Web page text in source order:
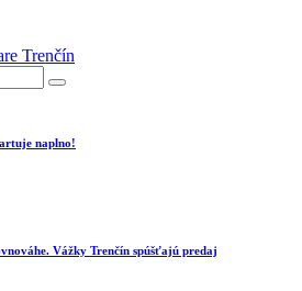
naplno!
Vážky Trenčín spúšťajú predaj